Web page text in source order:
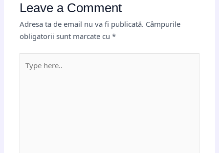
Leave a Comment
Adresa ta de email nu va fi publicată. Câmpurile
obligatorii sunt marcate cu*
here..